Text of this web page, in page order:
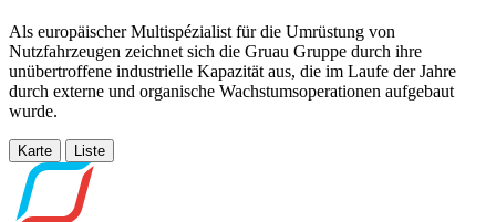
Als europäischer Multispézialist für die Umrüstung von
Nutzfahrzeugen zeichnet sich die Gruau Gruppe durch ihre
unübertroffene industrielle Kapazität aus, die im Laufe der Jahre
durch externe und organische Wachstumsoperationen aufgebaut
wurde.
Karte Liste